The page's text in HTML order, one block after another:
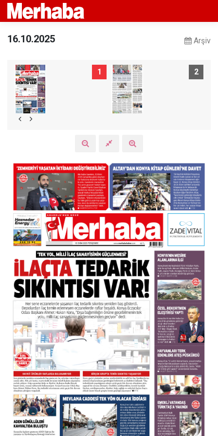
16.10.2025 Arşiv
1 2